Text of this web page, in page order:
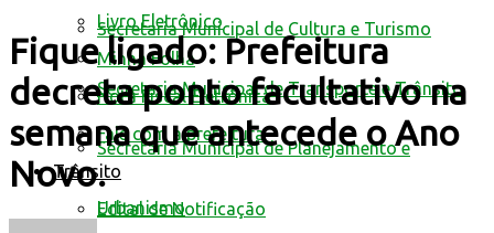
Livro Eletrônico
Minha Folha
Nota Fiscal Eletrônica
Fale com a prefeitura
Trânsito
Edital de Notificação
Secretaria Municipal de Cultura e Turismo
Secretaria Municipal de Transporte e Trânsito
Secretaria Municipal de Planejamento e
Urbanismo
Fique ligado: Prefeitura
decreta ponto facultativo na
semana que antecede o Ano
Novo.